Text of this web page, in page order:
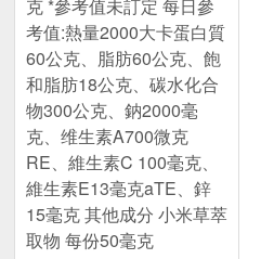
克 *參考值未訂定 每日參
考值:熱量2000大卡蛋白質
60公克、脂肪60公克、飽
和脂肪18公克、碳水化合
物300公克、鈉2000毫
克、维生素A700微克
RE、維生素C 100毫克、
維生素E13毫克aTE、鋅
15毫克 其他成分 小米草萃
取物 每份50毫克